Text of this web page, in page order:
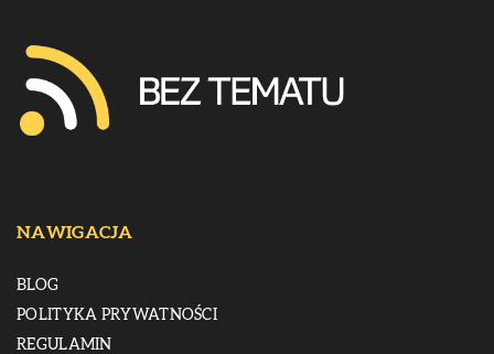
NAWIGACJA
BLOG
POLITYKA PRYWATNOŚCI
REGULAMIN